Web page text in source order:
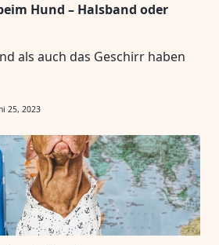
Hund – Halsband oder
als auch das Geschirr haben
25, 2023